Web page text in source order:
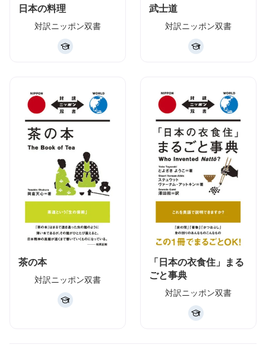
日本の料理
対訳ニッポン双書
武士道
対訳ニッポン双書
茶の本
対訳ニッポン双書
「日本の衣食住」まる
ごと事典
対訳ニッポン双書